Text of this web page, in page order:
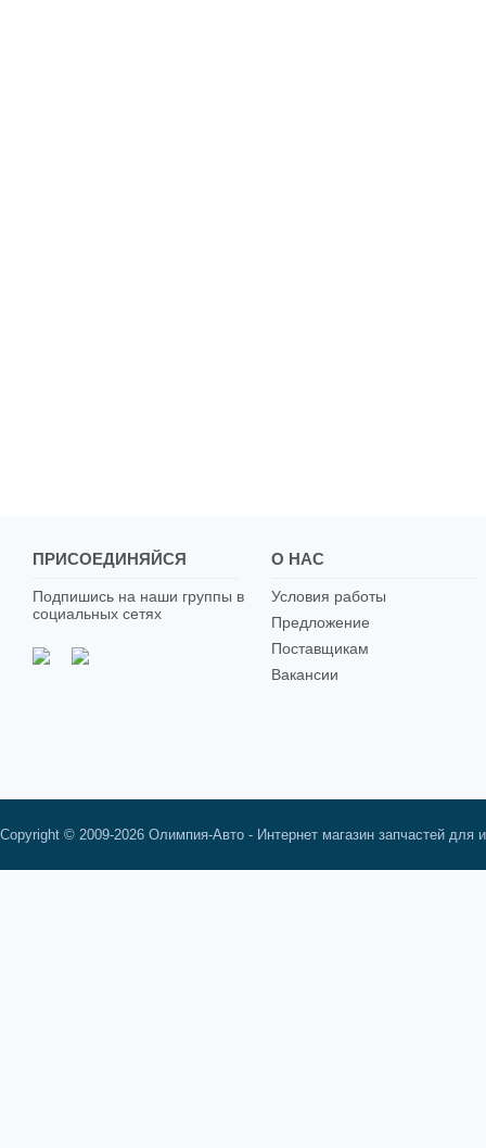
ПРИСОЕДИНЯЙСЯ
Подпишись на наши группы в
социальных сетях
О НАС
Условия работы
Предложение
Поставщикам
Вакансии
Copyright © 2009-2026 Олимпия-Авто - Интернет магазин запчастей для